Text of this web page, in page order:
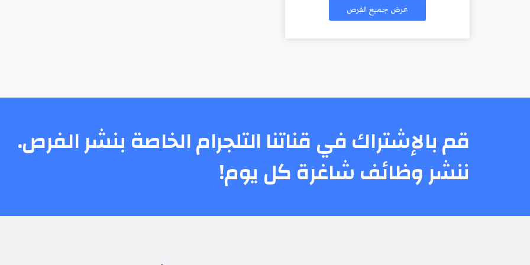
عرض جميع الفرص
قم بالإشتراك في قناتنا التلجرام الخاصة بنشر الفرص.
ننشر وظائف شاغرة كل يوم!